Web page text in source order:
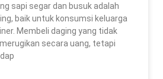
sapi segar dan busuk adalah
baik untuk konsumsi keluarga
Membeli daging yang tidak
secara uang, tetapi